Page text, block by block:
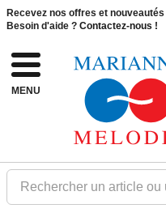
Recevez nos offres et nouveautés
Besoin d'aide ? Contactez-nous !
MENU
Rechercher un article ou